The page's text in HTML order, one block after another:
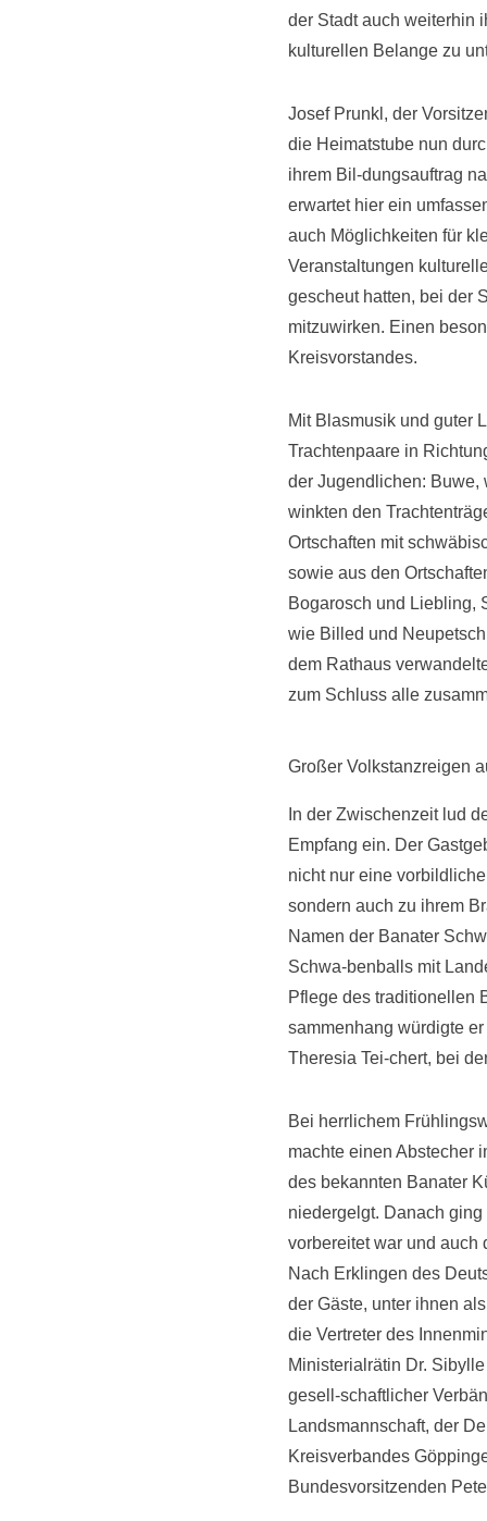
der Stadt auch weiterhin
kulturellen Belange zu
Josef Prunkl, der
die Heimatstube nun
ihrem Bil-dungsauftrag
erwartet hier ein
auch Möglichkeiten für
Veranstaltungen
gescheut hatten, bei der
mitzuwirken. Einen
Kreisvorstandes.
Mit Blasmusik und guter
Trachtenpaare in
der Jugendlichen: Buwe,
winkten den
Ortschaften mit
sowie aus den
Bogarosch und Liebling,
wie Billed und
dem Rathaus
zum Schluss alle
Großer Volkstanzreigen
In der Zwischenzeit lud
Empfang ein. Der
nicht nur eine
sondern auch zu ihrem
Namen der Banater
Schwa-benballs mit
Pflege des traditionellen
sammenhang würdigte
Theresia Tei-chert, bei
Bei herrlichem
machte einen Abstecher
des bekannten Banater
niedergelgt. Danach
vorbereitet war und auch
Nach Erklingen des
der Gäste, unter ihnen
die Vertreter des
Ministerialrätin Dr.
gesell-schaftlicher
Landsmannschaft, der
Kreisverbandes
Bundesvorsitzenden